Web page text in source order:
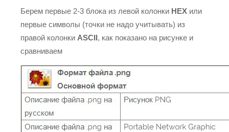
Берем первые 2-3 блока из левой колонки HEX или
первые символы (точки не надо учитывать) из
правой колонки ASCII, как показано на рисунке и
сравниваем